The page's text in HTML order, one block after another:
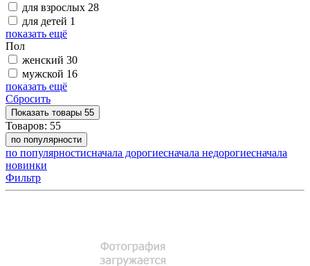
для взрослых 28
для детей 1
показать ещё
Пол
женский 30
мужской 16
показать ещё
Сбросить
Показать товары 55
Товаров: 55
по популярности
по популярностисначала дорогиесначала недорогиесначала
новинки
Фильтр